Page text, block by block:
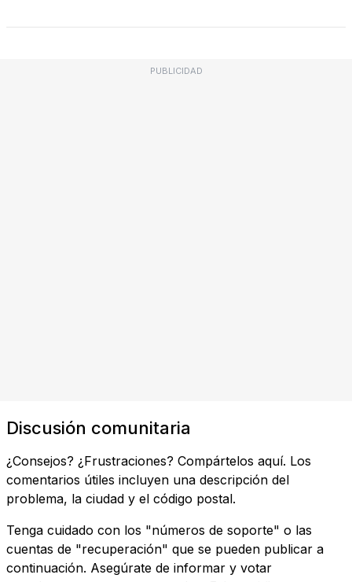
PUBLICIDAD
Discusión comunitaria
¿Consejos? ¿Frustraciones? Compártelos aquí. Los
comentarios útiles incluyen una descripción del
problema, la ciudad y el código postal.
Tenga cuidado con los "números de soporte" o las
cuentas de "recuperación" que se pueden publicar a
continuación. Asegúrate de informar y votar